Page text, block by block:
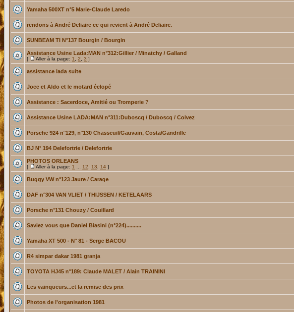
Yamaha 500XT n°5 Marie-Claude Laredo
rendons à André Deliaire ce qui revient à André Deliaire.
SUNBEAM TI N°137 Bourgin / Bourgin
Assistance Usine Lada:MAN n°312:Gillier / Minatchy / Galland
[ Aller à la page: 1 2 3 ]
assistance lada suite
Joce et Aldo et le motard éclopé
Assistance : Sacerdoce, Amitié ou Tromperie ?
Assistance Usine LADA:MAN n°311:Duboscq / Duboscq / Colvez
Porsche 924 n°129, n°130 Chasseuil/Gauvain, Costa/Gandrille
BJ N° 194 Delefortrie / Delefortrie
PHOTOS ORLEANS
[ Aller à la page: 1 12 13 14 ]
Buggy VW n°123 Jaure / Carage
DAF n°304 VAN VLIET / THIJSSEN / KETELAARS
Porsche n°131 Chouzy / Couillard
Saviez vous que Daniel Biasini (n°224)..........
Yamaha XT 500 - N° 81 - Serge BACOU
R4 simpar dakar 1981 granja
TOYOTA HJ45 n°189: Claude MALET / Alain TRAININI
Les vainqueurs...et la remise des prix
Photos de l'organisation 1981